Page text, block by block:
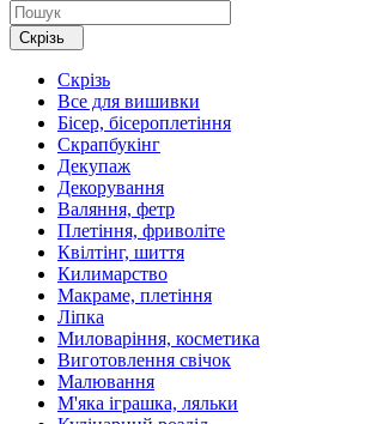
Скрізь
Скрізь
Все для вишивки
Бісер, бісероплетіння
Скрапбукінг
Декупаж
Декорування
Валяння, фетр
Плетіння, фриволіте
Квілтінг, шиття
Килимарство
Макраме, плетіння
Ліпка
Миловаріння, косметика
Виготовлення свічок
Малювання
М'яка іграшка, ляльки